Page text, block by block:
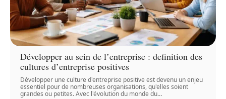
Développer au sein de l’entreprise : definition des
cultures d’entreprise positives
Développer une culture d'entreprise positive est devenu un enjeu
essentiel pour de nombreuses organisations, qu'elles soient
grandes ou petites. Avec l'évolution du monde du…